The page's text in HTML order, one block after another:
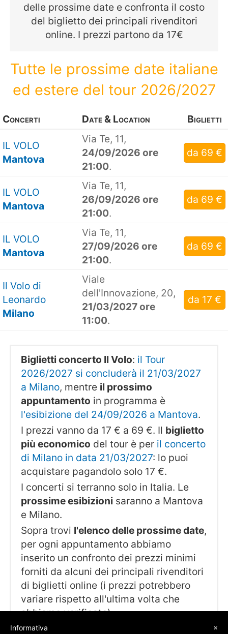
delle prossime date e confronta il costo
del biglietto dei principali rivenditori
online. I prezzi partono da 17€
Tutte le prossime date italiane
ed estere del tour 2026/2027
Concerti Date & Location Biglietti
IL VOLO
Mantova
Via Te, 11,
24/09/2026 ore
21:00.
da 69 €
IL VOLO
Mantova
Via Te, 11,
26/09/2026 ore
21:00.
da 69 €
IL VOLO
Mantova
Via Te, 11,
27/09/2026 ore
21:00.
da 69 €
Il Volo di
Leonardo
Milano
Viale
dell'Innovazione, 20,
21/03/2027 ore
11:00.
da 17 €
Biglietti concerto Il Volo: il Tour
2026/2027 si concluderà il 21/03/2027
a Milano, mentre il prossimo
appuntamento in programma è
l'esibizione del 24/09/2026 a Mantova.
I prezzi vanno da 17 € a 69 €. Il biglietto
più economico del tour è per il concerto
di Milano in data 21/03/2027: lo puoi
acquistare pagandolo solo 17 €.
I concerti si terranno solo in Italia. Le
prossime esibizioni saranno a Mantova
e Milano.
Sopra trovi l'elenco delle prossime date,
per ogni appuntamento abbiamo
inserito un confronto dei prezzi minimi
forniti da alcuni dei principali rivenditori
di biglietti online (i prezzi potrebbero
variare rispetto all'ultima volta che
abbiamo verificato).
×
Informativa